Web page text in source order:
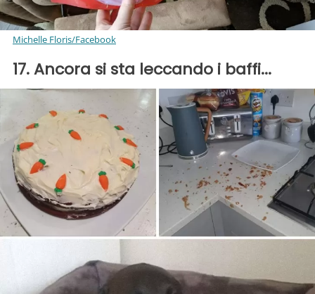
Michelle Floris/Facebook
17. Ancora si sta leccando i baffi...